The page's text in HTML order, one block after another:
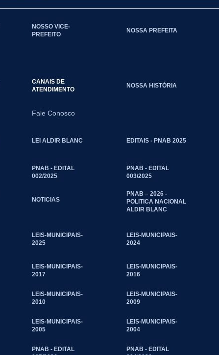
NOSSO VICE-
PREFEITO
NOSSA PREFEITA
CANAIS DE
ATENDIMENTO
Fale Conosco
NOSSA HISTÓRIA
LEI ALDIR BLANC EDITAIS - PNAB 2025
PNAB - EDITAL
002/2025
PNAB - EDITAL
003/2025
NOTICIAS
PNAB – 2026 -
POLITICA NACIONAL
ALDIR BLANC
LEIS-MUNICIPAIS-
2025
LEIS-MUNICIPAIS-
2024
LEIS-MUNICIPAIS-
2017
LEIS-MUNICIPAIS-
2016
LEIS-MUNICIPAIS-
2010
LEIS-MUNICIPAIS-
2009
LEIS-MUNICIPAIS-
2005
LEIS-MUNICIPAIS-
2004
PNAB - EDITAL
PNAB - EDITAL